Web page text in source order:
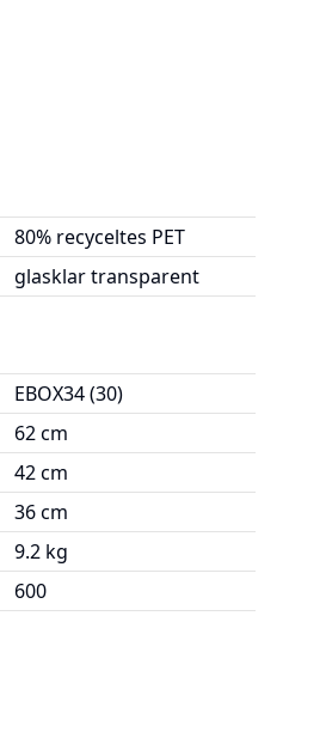
80% recyceltes PET
glasklar transparent
EBOX34 (30)
62 cm
42 cm
36 cm
9.2 kg
600